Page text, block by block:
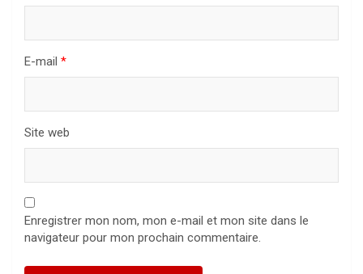
E-mail *
Site web
Enregistrer mon nom, mon e-mail et mon site dans le
navigateur pour mon prochain commentaire.